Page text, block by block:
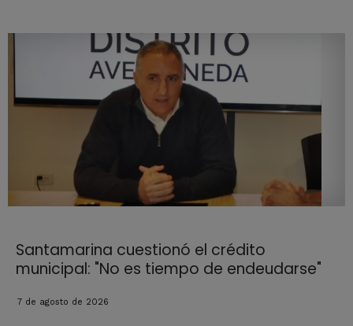
Santamarina cuestionó el crédito
municipal: "No es tiempo de endeudarse"
7 de agosto de 2026